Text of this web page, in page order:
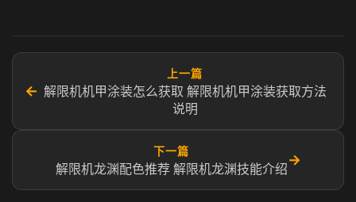
←
上一篇
解限机机甲涂装怎么获取 解限机机甲涂装获取方法
说明
下一篇
解限机龙渊配色推荐 解限机龙渊技能介绍
→